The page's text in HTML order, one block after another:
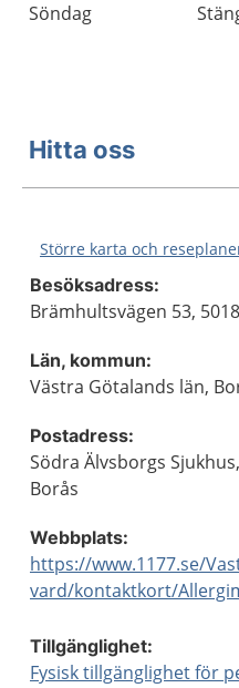
Söndag
Hitta oss
Större karta och
Besöksadress:
Brämhultsvägen 53,
Län, kommun:
Västra Götalands län,
Postadress:
Södra Älvsborgs
Borås
Webbplats:
https://www.1177.se/
vard/kontaktkort/
Tillgänglighet:
Fysisk tillgänglighet för